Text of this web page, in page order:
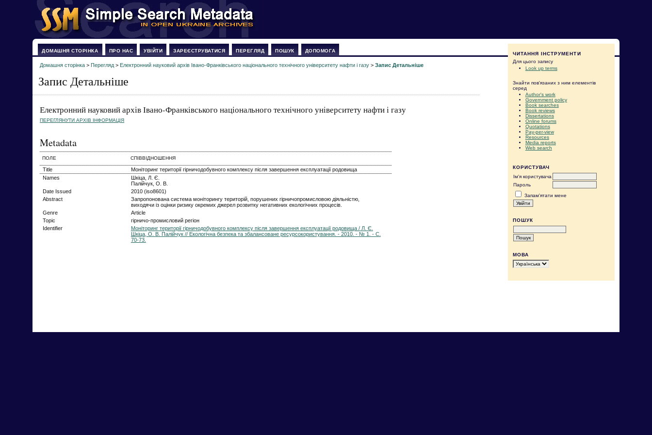
ЧИТАННЯ ІНСТРУМЕНТИ
Для цього запису
Look up terms
Знайти пов'язаних з ним елементів
серед
Author's work
Government policy
Book searches
Book reviews
Dissertations
Online forums
Quotations
Pay-per-view
Resources
Media reports
Web search
КОРИСТУВАЧ
Ім'я користувача
Пароль
Запам'ятати мене
ПОШУК
МОВА
ДОМАШНЯ СТОРІНКА ПРО НАС УВІЙТИ ЗАРЕЄСТРУВАТИСЯ ПЕРЕГЛЯД ПОШУК ДОПОМОГА
Домашня сторінка >Перегляд > Електронний науковий архів Івано-Франківського національного технічного університету нафти і газу >Запис Детальніше
Запис Детальніше
Електронний науковий архів Івано-Франківського національного технічного університету нафти і газу
ПЕРЕГЛЯНУТИ АРХІВ ІНФОРМАЦІЯ
Metadata
ПОЛЕ СПІВВІДНОШЕННЯ
Title
Моніторинг території гірничодобувного комплексу після завершення експлуатації родовища
Names
Шкіца, Л. Є.
Палійчук, О. В.
Date Issued
2010 (iso8601)
Abstract
Запропонована система моніторингу територій, порушених гірничопромисловою діяльністю,
виходячи із оцінки ризику окремих джерел розвитку негативних екологічних процесів.
Genre
Article
Topic
гірничо-промисловий регіон
Identifier
Моніторинг території гірничодобувного комплексу після завершення експлуатації родовища / Л. Є.
Шкіца, О. В. Палійчук // Екологічна безпека та збалансоване ресурсокористування. - 2010. - № 1. - С.
70-73.